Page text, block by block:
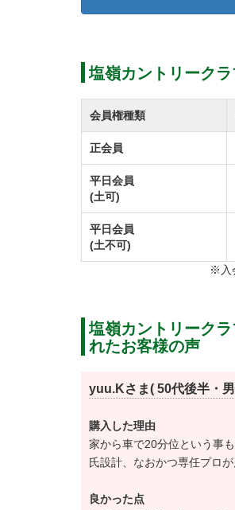
①キャンペーン期間
令和3年3月1日から令和4
②キャンペーン期間中の
個人正会員・婦人会員
は変更無し。
クラブ価値の向上、会
務提携を発表しました。
①提携開始・・・令和3
②提携内容 会員が相互
□平日 メンバー料金＋
①実施：令和4年12月1日
※名義書換料減額キャン
個人・法人正会員【改
塩嶺カントリーク
会員権種類
正会員
平日会員
(土可)
平日会員
(土不可)
※入
塩嶺カントリーク
れたお客様の声
yuu.Kさま( 50代後半・
購入した理由
家から車で20分位という事
氏設計、なおかつ専任プロ
良かった点